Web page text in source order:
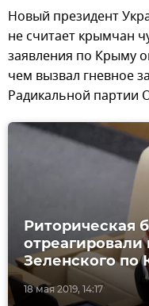
Новый президент
не считает крымчан
заявления по Крыму
чем вызвал гневное
Радикальной партии
18 мая 2019, 14:17
Риторическая
отреагировали
Зеленского по